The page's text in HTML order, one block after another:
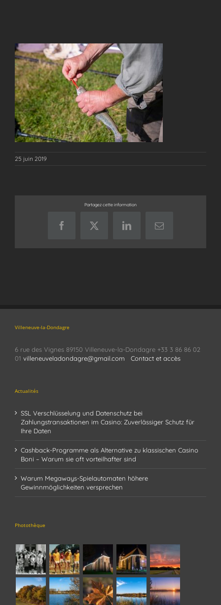
25 juin 2019
Partagez cette information
FacebookX LinkedInEmail
Villeneuve-la-Dondagre
6 rue des Vignes 89150 Villeneuve-la-Dondagre +33 3 86 86 02
01 villeneuveladondagre@gmail.com Contact et accès
Actualités
SSL Verschlüsselung und Datenschutz bei
Zahlungstransaktionen im Casino: Zuverlässiger Schutz für
Ihre Daten
Cashback-Programme als Alternative zu klassischen Casino
Boni – Warum sie oft vorteilhafter sind
Warum Megaways-Spielautomaten höhere
Gewinnmöglichkeiten versprechen
Photothèque